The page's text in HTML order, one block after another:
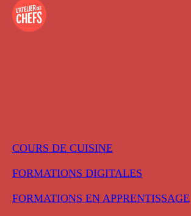
COURS DE CUISINE
FORMATIONS DIGITALES
FORMATIONS EN APPRENTISSAGE